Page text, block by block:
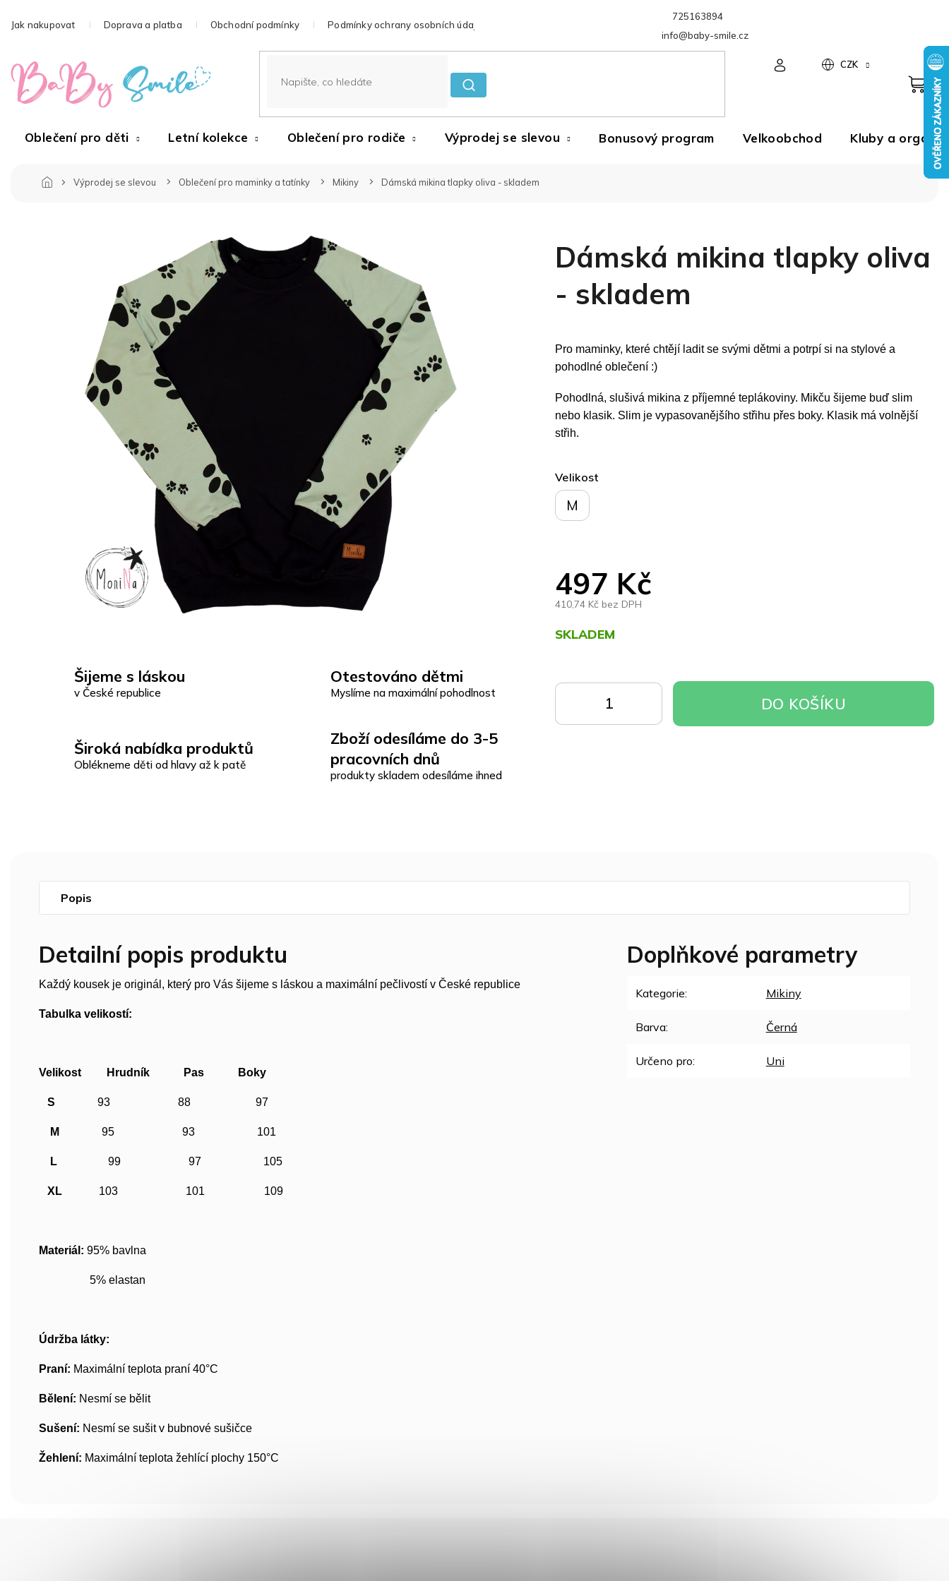
na
725163894
info@baby-smile.cz
Jak nakupovat Doprava a platba Obchodní podmínky Podmínky ochrany osobních údajů
CZK
Oblečení pro děti Letní kolekce Oblečení pro rodiče Výprodej se slevou Bonusový program Velkoobchod Kluby a
Výprodej se slevou Oblečení pro maminky a tatínky Mikiny Dámská mikina tlapky oliva - skladem
Šijeme s láskou
v České republice
Otestováno dětmi
Myslíme na maximální pohodlnost
Široká nabídka produktů
Oblékneme děti od hlavy až k patě
Zboží odesíláme do 3-5
pracovních dnů
produkty skladem odesíláme ihned
Dámská mikina tlapky oliva
- skladem
497 Kč
410,74 Kč bez DPH
SKLADEM
Velikost
M
DO KOŠÍKU
Pro maminky, které chtějí ladit se svými dětmi a potrpí si na stylové a
pohodlné oblečení :)
Pohodlná, slušivá mikina z příjemné teplákoviny. Mikču šijeme buď slim
nebo klasik. Slim je vypasovanějšího střihu přes boky. Klasik má volnější
střih.
Popis
Detailní popis produktu
Každý kousek je originál, který pro Vás šijeme s láskou a maximální pečlivostí v České republice
Tabulka velikostí:
Velikost Hrudník Pas Boky
S 93 88 97
M 95 93 101
L 99 97 105
XL 103 101 109
Materiál: 95% bavlna
5% elastan
Údržba látky:
Praní: Maximální teplota praní 40°C
Bělení: Nesmí se bělit
Sušení: Nesmí se sušit v bubnové sušičce
Žehlení: Maximální teplota žehlící plochy 150°C
Doplňkové parametry
Kategorie: Mikiny
Barva: Černá
Určeno pro: Uni